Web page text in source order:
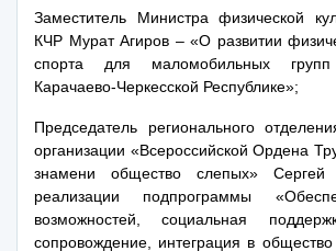
Заместитель Министра физической
КЧР Мурат Агиров – «О развитии
спорта для маломобильных
Карачаево-Черкесской Республике»;
Председатель регионального
организации «Всероссийской Ордена
знамени общество слепых»
реализации подпрограммы
возможностей, социальная
сопровождение, интеграция в